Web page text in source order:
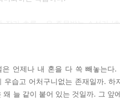
.
밤」중에서
디가 뛰기 시작한다. 거대한 샌드
작가 초롱」은 주목받는 소설가 ‘
를 손쉽게 화해시키는 결말을 짓
진 ‘초롱’은 역설적으로 다수의
은 언제나 내 혼을 다 쏙 빼놓는다
우습고 어처구니없는 존재일까.
왜 늘 같이 붙어 있는 것일까. 그 앞